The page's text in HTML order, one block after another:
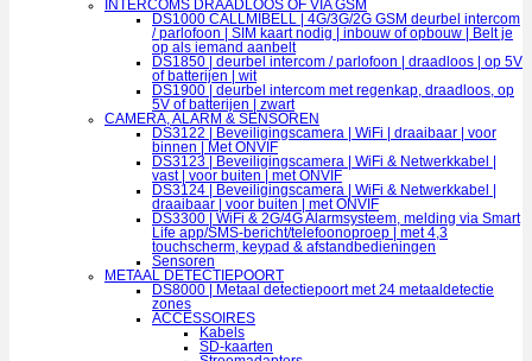
INTERCOMS DRAADLOOS OF VIA GSM
DS1000 CALLMIBELL | 4G/3G/2G GSM deurbel intercom
/ parlofoon | SIM kaart nodig | inbouw of opbouw | Belt je
op als iemand aanbelt
DS1850 | deurbel intercom / parlofoon | draadloos | op 5V
of batterijen | wit
DS1900 | deurbel intercom met regenkap, draadloos, op
5V of batterijen | zwart
CAMERA, ALARM & SENSOREN
DS3122 | Beveiligingscamera | WiFi | draaibaar | voor
binnen | Met ONVIF
DS3123 | Beveiligingscamera | WiFi & Netwerkkabel |
vast | voor buiten | met ONVIF
DS3124 | Beveiligingscamera | WiFi & Netwerkkabel |
draaibaar | voor buiten | met ONVIF
DS3300 | WiFi & 2G/4G Alarmsysteem, melding via Smart
Life app/SMS-bericht/telefoonoproep | met 4,3
touchscherm, keypad & afstandbedieningen
Sensoren
METAAL DETECTIEPOORT
DS8000 | Metaal detectiepoort met 24 metaaldetectie
zones
ACCESSOIRES
Kabels
SD-kaarten